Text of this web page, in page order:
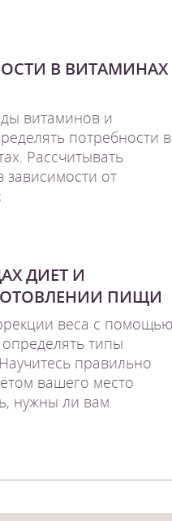
В ВИТАМИНАХ
витаминов и
потребности в
Рассчитывать
зависимости от
ДИЕТ И
ПИЩИ
веса с помощью
определять типы
правильно
вашего место
нужны ли вам